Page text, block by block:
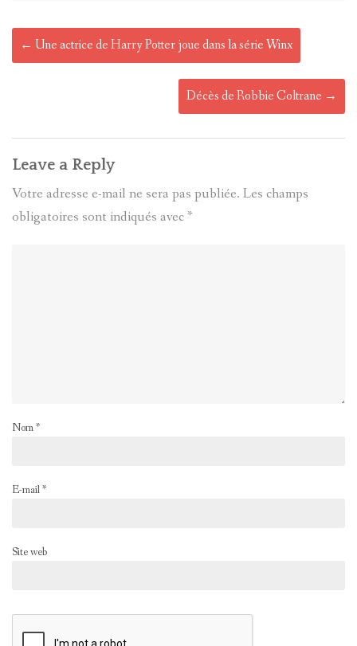
Post
navigation
← Une actrice de Harry Potter joue dans la série Winx
Décès de Robbie Coltrane →
Leave a Reply
Votre adresse e-mail ne sera pas publiée. Les champs
obligatoires sont indiqués avec*
Nom*
E-mail*
Site web